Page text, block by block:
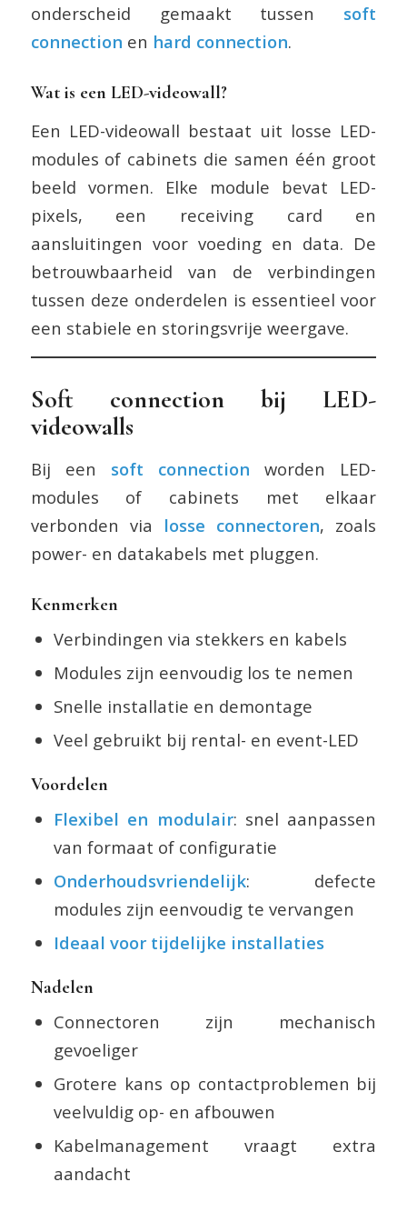
onderscheid gemaakt tussen soft
connection en hard connection.
Wat is een LED-videowall?
Een LED-videowall bestaat uit losse LED-
modules of cabinets die samen één groot
beeld vormen. Elke module bevat LED-
pixels, een receiving card en
aansluitingen voor voeding en data. De
betrouwbaarheid van de verbindingen
tussen deze onderdelen is essentieel voor
een stabiele en storingsvrije weergave.
Soft connection bij LED-
videowalls
Bij een soft connection worden LED-
modules of cabinets met elkaar
verbonden via losse connectoren, zoals
power- en datakabels met pluggen.
Kenmerken
Verbindingen via stekkers en kabels
Modules zijn eenvoudig los te nemen
Snelle installatie en demontage
Veel gebruikt bij rental- en event-LED
Voordelen
Flexibel en modulair: snel aanpassen
van formaat of configuratie
Onderhoudsvriendelijk: defecte
modules zijn eenvoudig te vervangen
Ideaal voor tijdelijke installaties
Nadelen
Connectoren zijn mechanisch
gevoeliger
Grotere kans op contactproblemen bij
veelvuldig op- en afbouwen
Kabelmanagement vraagt extra
aandacht